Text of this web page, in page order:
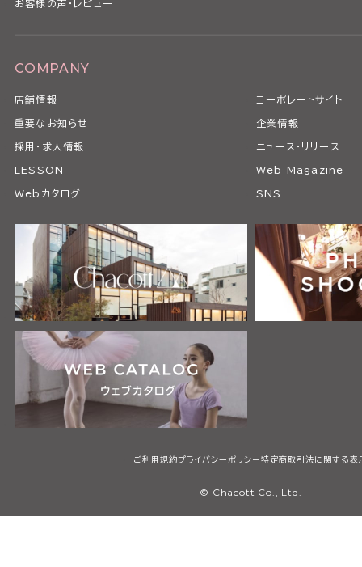
お客様の声・レビュー
COMPANY
店舗情報 コーポレートサイト
重要なお知らせ 企業情報
採用・求人情報 ニュース・リリース
LESSON Web Magazine
Webカタログ SNS
ご利用規約プライバシーポリシー特定商取引法に関する表
© Chacott Co., Ltd.